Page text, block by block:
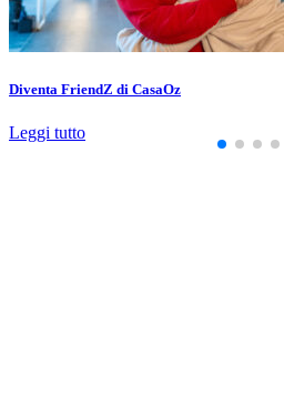
Diventa FriendZ di CasaOz
Leggi tutto